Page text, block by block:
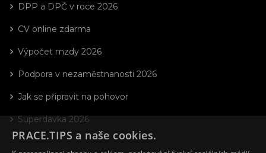
DPP a DPČ v roce 2026
CV online zdarma
Výpočet mzdy 2026
Podpora v nezaměstnanosti 2026
Jak se připravit na pohovor
Superdávka 2026
PRACE.TIPS a naše cookies.